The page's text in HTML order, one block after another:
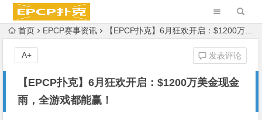
首页 EPCP赛事资讯 【EPCP扑克】6月狂欢开启：$1200万美金现金雨，全游戏都能赢！
【EPCP扑克】6月狂欢开启：$1200万美金现金
雨，全游戏都能赢！
发表评论
A+